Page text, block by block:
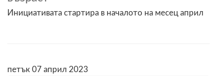
Инициативата стартира в началото на месец април
петък 07 април 2023